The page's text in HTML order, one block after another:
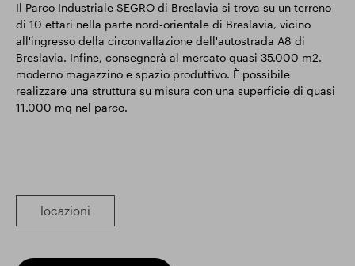
Il Parco Industriale SEGRO di Breslavia si trova su un terreno
di 10 ettari nella parte nord-orientale di Breslavia, vicino
all'ingresso della circonvallazione dell'autostrada A8 di
Breslavia. Infine, consegnerà al mercato quasi 35.000 m2.
moderno magazzino e spazio produttivo. È possibile
realizzare una struttura su misura con una superficie di quasi
11.000 mq nel parco.
locazioni